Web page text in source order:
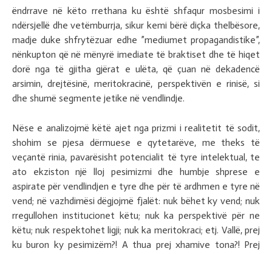
ëndrrave në këto rrethana ku është shfaqur mosbesimi i
ndërsjellë dhe vetëmburrja, sikur kemi bërë diçka thelbësore,
madje duke shfrytëzuar edhe ”mediumet propagandistike”,
nënkupton që në mënyrë imediate të braktiset dhe të hiqet
dorë nga të gjitha gjërat e ulëta, që çuan në dekadencë
arsimin, drejtësinë, meritokracinë, perspektivën e rinisë, si
dhe shumë segmente jetike në vendlindje.
Nëse e analizojmë këtë ajet nga prizmi i realitetit të sodit,
shohim se pjesa dërmuese e qytetarëve, me theks të
veçantë rinia, pavarësisht potencialit të tyre intelektual, te
ato ekziston një lloj pesimizmi dhe humbje shprese e
aspirate për vendlindjen e tyre dhe për të ardhmen e tyre në
vend; në vazhdimësi dëgjojmë fjalët: nuk bëhet ky vend; nuk
rregullohen institucionet këtu; nuk ka perspektivë për ne
këtu; nuk respektohet ligji; nuk ka meritokraci; etj. Vallë, prej
ku buron ky pesimizëm?! A thua prej xhamive tona?! Prej